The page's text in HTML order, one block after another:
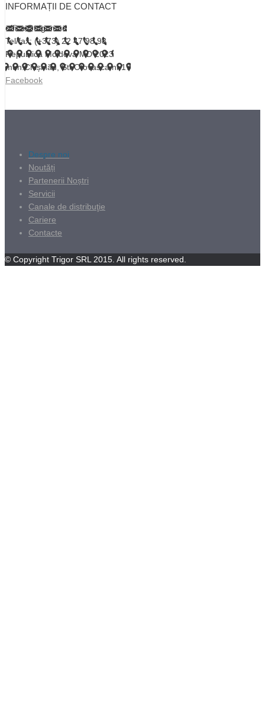
INFORMAȚII DE CONTACT
office@trigor.md
Tel/fax: (+373) 22 47 98 98
Republica Moldova MD 2023
mun.Chișinău, Str.Otovasca nr.17
Facebook
Despre noi
Noutăți
Partenerii Noștri
Servicii
Canale de distribuţie
Cariere
Contacte
© Copyright Trigor SRL 2015. All rights reserved.